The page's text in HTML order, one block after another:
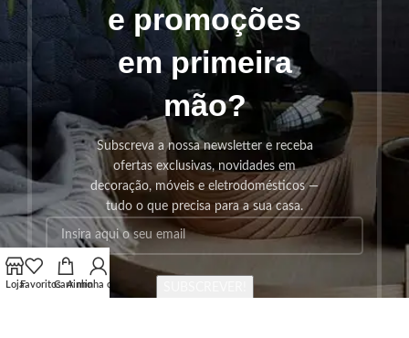
e promoções
em primeira
mão?
Subscreva a nossa newsletter e receba
ofertas exclusivas, novidades em
decoração, móveis e eletrodomésticos —
tudo o que precisa para a sua casa.
LojaFavoritosCarrinho
A minha conta